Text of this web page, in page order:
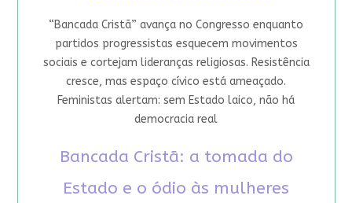
“Bancada Cristã” avança no Congresso enquanto
partidos progressistas esquecem movimentos
sociais e cortejam lideranças religiosas. Resistência
cresce, mas espaço cívico está ameaçado.
Feministas alertam: sem Estado laico, não há
democracia real
Bancada Cristã: a tomada do
Estado e o ódio às mulheres